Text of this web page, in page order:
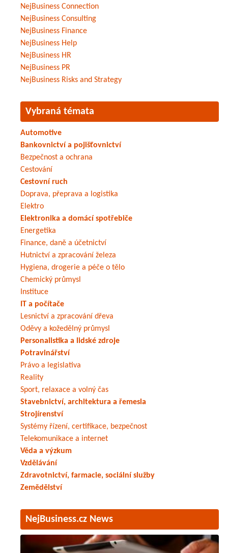
NejBusiness Connection
NejBusiness Consulting
NejBusiness Finance
NejBusiness Help
NejBusiness HR
NejBusiness PR
NejBusiness Risks and Strategy
Vybraná témata
Automotive
Bankovnictví a pojišťovnictví
Bezpečnost a ochrana
Cestování
Cestovní ruch
Doprava, přeprava a logistika
Elektro
Elektronika a domácí spotřebiče
Energetika
Finance, daně a účetnictví
Hutnictví a zpracování železa
Hygiena, drogerie a péče o tělo
Chemický průmysl
Instituce
IT a počítače
Lesnictví a zpracování dřeva
Oděvy a kožedělný průmysl
Personalistika a lidské zdroje
Potravinářství
Právo a legislativa
Reality
Sport, relaxace a volný čas
Stavebnictví, architektura a řemesla
Strojírenství
Systémy řízení, certifikace, bezpečnost
Telekomunikace a internet
Věda a výzkum
Vzdělávání
Zdravotnictví, farmacie, sociální služby
Zemědělství
NejBusiness.cz News